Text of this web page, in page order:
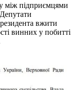
між підприємцями
вжити
винних у побитті